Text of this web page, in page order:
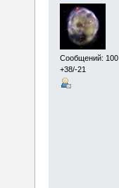
Сообщений: 100
+38/-21